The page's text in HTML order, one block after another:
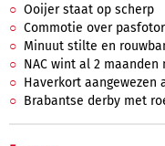
Ooijer staat op scherp
Commotie over
Minuut stilte en
NAC wint al 2 maanden
Haverkort aangewezen
Brabantse derby met